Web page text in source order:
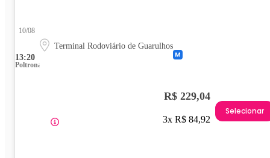
13:20
10/08
Terminal Rodoviário de Guarulhos
Poltrona
R$ 229,04
3x R$ 84,92
Selecionar